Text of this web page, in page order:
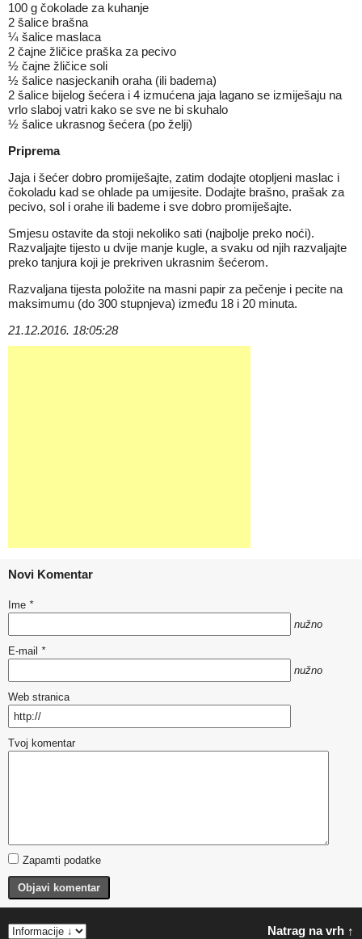
100 g čokolade za kuhanje
2 šalice brašna
¼ šalice maslaca
2 čajne žličice praška za pecivo
½ čajne žličice soli
½ šalice nasjeckanih oraha (ili badema)
2 šalice bijelog šećera i 4 izmućena jaja lagano se izmiješaju na
vrlo slaboj vatri kako se sve ne bi skuhalo
½ šalice ukrasnog šećera (po želji)
Priprema
Jaja i šećer dobro promiješajte, zatim dodajte otopljeni maslac i
čokoladu kad se ohlade pa umijesite. Dodajte brašno, prašak za
pecivo, sol i orahe ili bademe i sve dobro promiješajte.
Smjesu ostavite da stoji nekoliko sati (najbolje preko noći).
Razvaljajte tijesto u dvije manje kugle, a svaku od njih razvaljajte
preko tanjura koji je prekriven ukrasnim šećerom.
Razvaljana tijesta položite na masni papir za pečenje i pecite na
maksimumu (do 300 stupnjeva) između 18 i 20 minuta.
21.12.2016. 18:05:28
Novi Komentar
Ime *
nužno
E-mail *
nužno
Web stranica
Tvoj komentar
Zapamti podatke
Objavi komentar
Natrag na vrh ↑